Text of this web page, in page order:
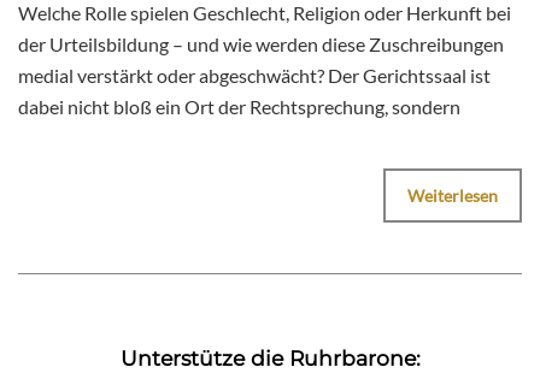
Welche Rolle spielen Geschlecht, Religion oder Herkunft bei
der Urteilsbildung – und wie werden diese Zuschreibungen
medial verstärkt oder abgeschwächt? Der Gerichtssaal ist
dabei nicht bloß ein Ort der Rechtsprechung, sondern
Weiterlesen
Unterstütze die Ruhrbarone: